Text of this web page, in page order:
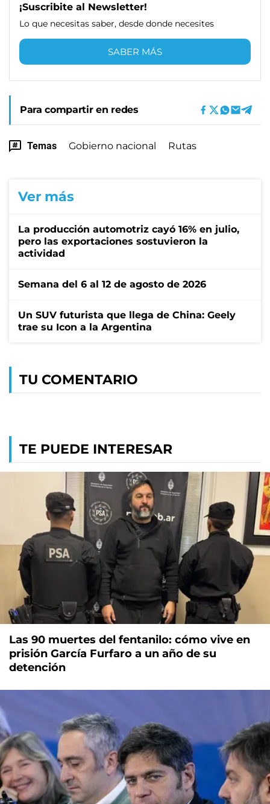
¡Suscribite al Newsletter!
Lo que necesitas saber, desde donde necesites
SABER MÁS
Para compartir en redes
Temas Gobierno nacional Rutas
Ver más
La producción automotriz cayó 16% en julio,
pero las exportaciones sostuvieron la
actividad
Semana del 6 al 12 de agosto de 2026
Un SUV futurista que llega de China: Geely
trae su Icon a la Argentina
TU COMENTARIO
TE PUEDE INTERESAR
Las 90 muertes del fentanilo: cómo vive en
prisión García Furfaro a un año de su
detención